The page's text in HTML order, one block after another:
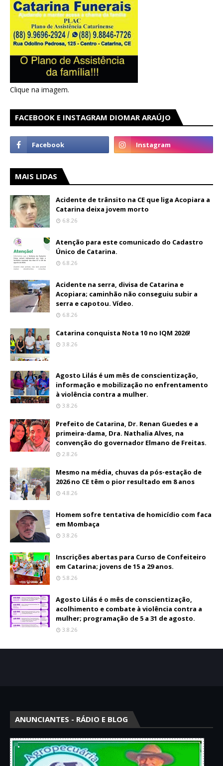
Clique na imagem.
FACEBOOK E INSTAGRAM DIOMAR ARAÚJO
MAIS LIDAS
Acidente de trânsito na CE que liga Acopiara a
Catarina deixa jovem morto
6.8.26
Atenção para este comunicado do Cadastro
Único de Catarina.
6.8.26
Acidente na serra, divisa de Catarina e
Acopiara; caminhão não conseguiu subir a
serra e capotou. Vídeo.
6.8.26
Catarina conquista Nota 10 no IQM 2026!
3.8.26
Agosto Lilás é um mês de conscientização,
informação e mobilização no enfrentamento
à violência contra a mulher.
3.8.26
Prefeito de Catarina, Dr. Renan Guedes e a
primeira-dama, Dra. Nathalia Alves, na
convenção do governador Elmano de Freitas.
2.8.26
Mesmo na média, chuvas da pós-estação de
2026 no CE têm o pior resultado em 8 anos
4.8.26
Homem sofre tentativa de homicídio com faca
em Mombaça
3.8.26
Inscrições abertas para Curso de Confeiteiro
em Catarina; jovens de 15 a 29 anos.
5.8.26
Agosto Lilás é o mês de conscientização,
acolhimento e combate à violência contra a
mulher; programação de 5 a 31 de agosto.
3.8.26
ANUNCIANTES - RÁDIO E BLOG